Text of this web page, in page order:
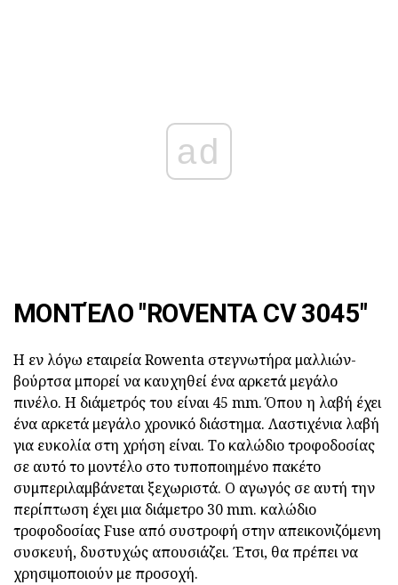
ad
ΜΟΝΤΈΛΟ "ROVENTA CV 3045"
Η εν λόγω εταιρεία Rowenta στεγνωτήρα μαλλιών-
βούρτσα μπορεί να καυχηθεί ένα αρκετά μεγάλο
πινέλο. Η διάμετρός του είναι 45 mm. Όπου η λαβή έχει
ένα αρκετά μεγάλο χρονικό διάστημα. Λαστιχένια λαβή
για ευκολία στη χρήση είναι. Το καλώδιο τροφοδοσίας
σε αυτό το μοντέλο στο τυποποιημένο πακέτο
συμπεριλαμβάνεται ξεχωριστά. Ο αγωγός σε αυτή την
περίπτωση έχει μια διάμετρο 30 mm. καλώδιο
τροφοδοσίας Fuse από συστροφή στην απεικονιζόμενη
συσκευή, δυστυχώς απουσιάζει. Έτσι, θα πρέπει να
χρησιμοποιούν με προσοχή.